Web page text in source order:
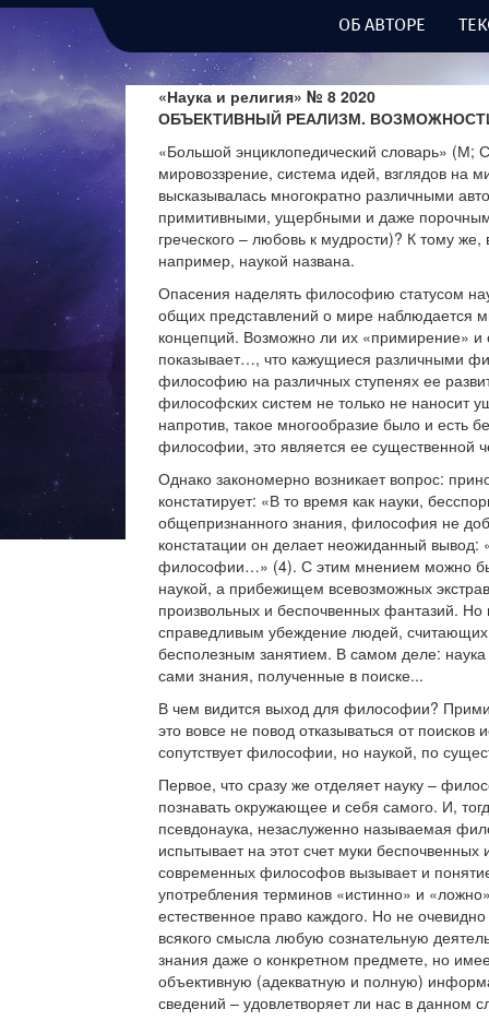
ОБ АВТОРЕ
«Наука и религия» № 8 2020
ОБЪЕКТИВНЫЙ РЕАЛИЗМ.
«Большой энциклопедический словарь» (М;
мировоззрение, система идей, взглядов
высказывалась многократно различными
примитивными, ущербными и даже
греческого – любовь к мудрости)? К тому
например, наукой названа.
Опасения наделять философию статусом
общих представлений о мире наблюдается
концепций. Возможно ли их «примирение»
показывает…, что кажущиеся различными
философию на различных ступенях ее
философских систем не только не
напротив, такое многообразие было и есть
философии, это является ее существенной
Однако закономерно возникает вопрос:
констатирует: «В то время как науки,
общепризнанного знания, философия не
констатации он делает неожиданный
философии…» (4). С этим мнением можно
наукой, а прибежищем всевозможных
произвольных и беспочвенных фантазий. Но
справедливым убеждение людей,
бесполезным занятием. В самом деле: наука
сами знания, полученные в поиске...
В чем видится выход для философии?
это вовсе не повод отказываться от поисков
сопутствует философии, но наукой, по
Первое, что сразу же отделяет науку –
познавать окружающее и себя самого. И,
псевдонаука, незаслуженно называемая
испытывает на этот счет муки
современных философов вызывает и
употребления терминов «истинно» и
естественное право каждого. Но не
всякого смысла любую сознательную
знания даже о конкретном предмете, но
объективную (адекватную и полную)
сведений – удовлетворяет ли нас в данном